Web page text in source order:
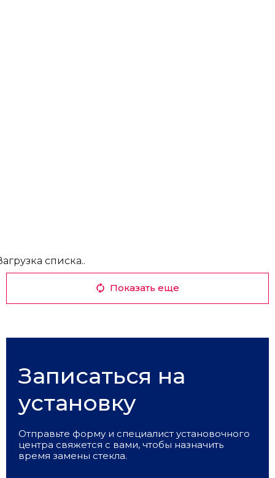
списка..
Показать еще
Записаться на
установку
Отправьте форму и специалист установочного
центра свяжется с вами, чтобы назначить
время замены стекла.